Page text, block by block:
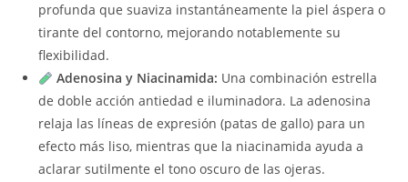
profunda que suaviza instantáneamente la piel áspera o
tirante del contorno, mejorando notablemente su
flexibilidad.
Adenosina y Niacinamida: Una combinación estrella
de doble acción antiedad e iluminadora. La adenosina
relaja las líneas de expresión (patas de gallo) para un
efecto más liso, mientras que la niacinamida ayuda a
aclarar sutilmente el tono oscuro de las ojeras.